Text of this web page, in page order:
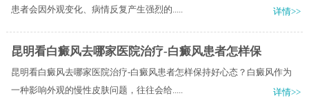
患者会因外观变化、病情反复产生强烈的.....
详情>>
昆明看白癜风去哪家医院治疗-白癜风患者怎样保
昆明看白癜风去哪家医院治疗-白癜风患者怎样保持好心态？白癜风作为
一种影响外观的慢性皮肤问题，往往会给.....
详情>>